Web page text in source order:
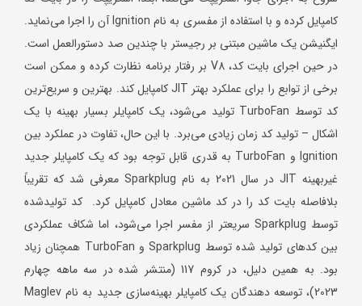
کامپایل کرده و با استفاده از مفسری به نام Ignition آن را اجرا می‌نماید.
ایگنیشن یک ماشین مبتنی بر رجیستر با چندین صد دستورالعمل است.
در حین اجرای بایت کد، V8 بر رفتار برنامه نظارت کرده و ممکن است
برخی از توابع را برای عملکرد بهتر JIT کامپایل کند. بهترین و سریع‌ترین
کد توسط TurboFan تولید می‌شود، یک کامپایلر بسیار بهینه با یک
اشکال – تولید کد زمان زیادی می‌برد. با این حال، تفاوت در عملکرد بین
Ignition و TurboFan به قدری قابل توجه بود که یک کامپایلر جدید
غیربهینه JIT در سال 2021 به نام Sparkplug معرفی شد که تقریباً
بلافاصله بایت کد را در کد ماشین معادل کامپایل کرد. کد تولیدشده
توسط Sparkplug سریعتر از مفسر اجرا می‌شود، اما شکاف عملکردی
بین کدهای تولید شده توسط Sparkplug و TurboFan همچنان زیاد
بود. به همین دلیل، در کروم 117 (منتشر شده در سه ماهه چهارم
2023)، توسعه دهندگان یک کامپایلر بهینه‌سازی جدید به نام Maglev